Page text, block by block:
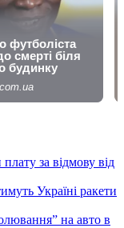
за відмову від
Україні ракети
на авто в